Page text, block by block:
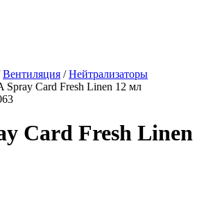
Вентиляция /Нейтрализаторы
Spray Card Fresh Linen 12 мл
Card Fresh Linen